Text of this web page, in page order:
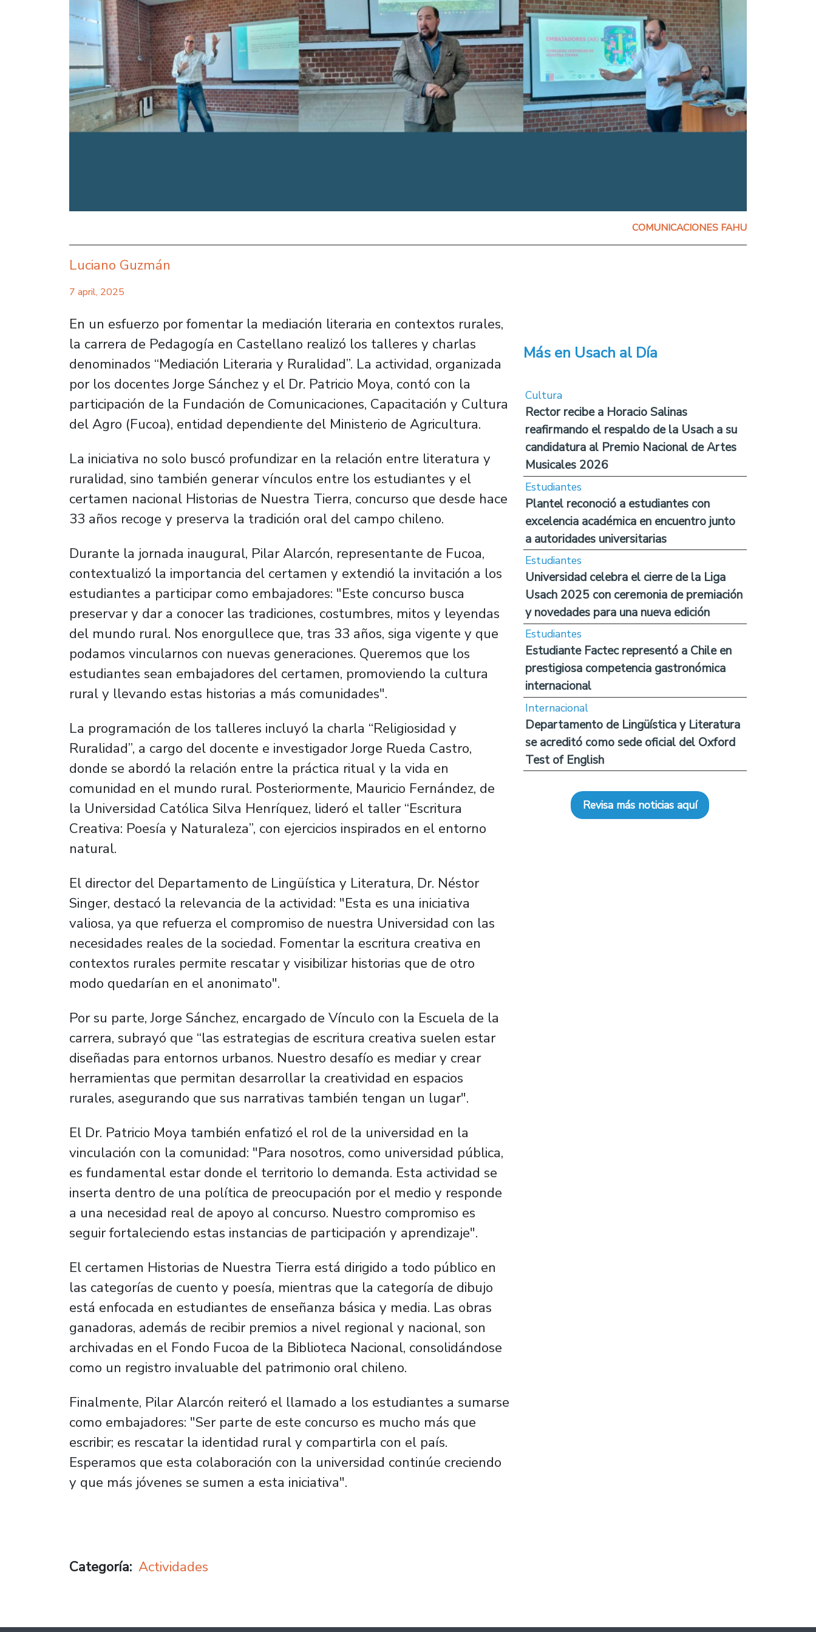
COMUNICACIONES FAHU
Luciano Guzmán
7 april, 2025
En un esfuerzo por fomentar la mediación literaria en contextos rurales,
la carrera de Pedagogía en Castellano realizó los talleres y charlas
denominados “Mediación Literaria y Ruralidad”. La actividad, organizada
por los docentes Jorge Sánchez y el Dr. Patricio Moya, contó con la
participación de la Fundación de Comunicaciones, Capacitación y Cultura
del Agro (Fucoa), entidad dependiente del Ministerio de Agricultura.
La iniciativa no solo buscó profundizar en la relación entre literatura y
ruralidad, sino también generar vínculos entre los estudiantes y el
certamen nacional Historias de Nuestra Tierra, concurso que desde hace
33 años recoge y preserva la tradición oral del campo chileno.
Durante la jornada inaugural, Pilar Alarcón, representante de Fucoa,
contextualizó la importancia del certamen y extendió la invitación a los
estudiantes a participar como embajadores: "Este concurso busca
preservar y dar a conocer las tradiciones, costumbres, mitos y leyendas
del mundo rural. Nos enorgullece que, tras 33 años, siga vigente y que
podamos vincularnos con nuevas generaciones. Queremos que los
estudiantes sean embajadores del certamen, promoviendo la cultura
rural y llevando estas historias a más comunidades".
La programación de los talleres incluyó la charla “Religiosidad y
Ruralidad”, a cargo del docente e investigador Jorge Rueda Castro,
donde se abordó la relación entre la práctica ritual y la vida en
comunidad en el mundo rural. Posteriormente, Mauricio Fernández, de
la Universidad Católica Silva Henríquez, lideró el taller “Escritura
Creativa: Poesía y Naturaleza”, con ejercicios inspirados en el entorno
natural.
El director del Departamento de Lingüística y Literatura, Dr. Néstor
Singer, destacó la relevancia de la actividad: "Esta es una iniciativa
valiosa, ya que refuerza el compromiso de nuestra Universidad con las
necesidades reales de la sociedad. Fomentar la escritura creativa en
contextos rurales permite rescatar y visibilizar historias que de otro
modo quedarían en el anonimato".
Por su parte, Jorge Sánchez, encargado de Vínculo con la Escuela de la
carrera, subrayó que “las estrategias de escritura creativa suelen estar
diseñadas para entornos urbanos. Nuestro desafío es mediar y crear
herramientas que permitan desarrollar la creatividad en espacios
rurales, asegurando que sus narrativas también tengan un lugar".
El Dr. Patricio Moya también enfatizó el rol de la universidad en la
vinculación con la comunidad: "Para nosotros, como universidad pública,
es fundamental estar donde el territorio lo demanda. Esta actividad se
inserta dentro de una política de preocupación por el medio y responde
a una necesidad real de apoyo al concurso. Nuestro compromiso es
seguir fortaleciendo estas instancias de participación y aprendizaje".
El certamen Historias de Nuestra Tierra está dirigido a todo público en
las categorías de cuento y poesía, mientras que la categoría de dibujo
está enfocada en estudiantes de enseñanza básica y media. Las obras
ganadoras, además de recibir premios a nivel regional y nacional, son
archivadas en el Fondo Fucoa de la Biblioteca Nacional, consolidándose
como un registro invaluable del patrimonio oral chileno.
Finalmente, Pilar Alarcón reiteró el llamado a los estudiantes a sumarse
como embajadores: "Ser parte de este concurso es mucho más que
escribir; es rescatar la identidad rural y compartirla con el país.
Esperamos que esta colaboración con la universidad continúe creciendo
y que más jóvenes se sumen a esta iniciativa".
Categoría Actividades
Más en Usach al Día
Cultura
Rector recibe a Horacio Salinas
reafirmando el respaldo de la Usach a su
candidatura al Premio Nacional de Artes
Musicales 2026
Estudiantes
Plantel reconoció a estudiantes con
excelencia académica en encuentro junto
a autoridades universitarias
Estudiantes
Universidad celebra el cierre de la Liga
Usach 2025 con ceremonia de premiación
y novedades para una nueva edición
Estudiantes
Estudiante Factec representó a Chile en
prestigiosa competencia gastronómica
internacional
Internacional
Departamento de Lingüística y Literatura
se acreditó como sede oficial del Oxford
Test of English
Revisa más noticias aquí